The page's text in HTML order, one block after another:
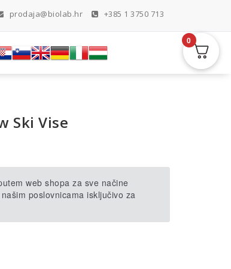
prodaja@biolab.hr +385 1 3750 713
Ski Vise
web shopa za sve načine
poslovnicama isključivo za
0